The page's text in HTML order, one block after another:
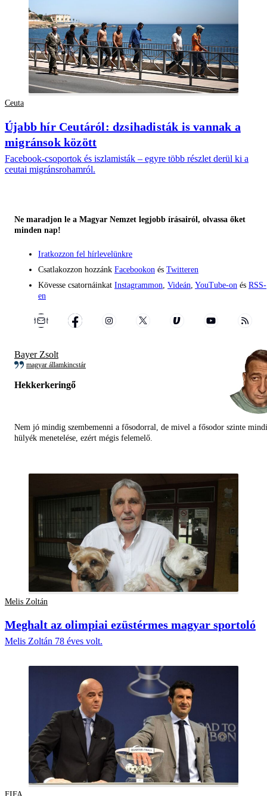
Ceuta
Újabb hír Ceutáról: dzsihadisták is vannak a
migránsok között
Facebook-csoportok és iszlamisták – egyre több részlet derül ki a
ceutai migránsrohamról.
Ne maradjon le a Magyar Nemzet legjobb írásairól, olvassa őket
minden nap!
Iratkozzon fel hírlevelünkre
Csatlakozzon hozzánk Facebookon és Twitteren
Kövesse csatornáinkat Instagrammon Videán YouTube-on és RSS-
en
Bayer Zsolt
magyar államkincstár
Hekkerkeringő
Nem jó mindig szembemenni a fősodorral, de mivel a fősodor szinte
hülyék menetelése, ezért mégis felemelő.
Melis Zoltán
Meghalt az olimpiai ezüstérmes magyar sportoló
Melis Zoltán 78 éves volt.